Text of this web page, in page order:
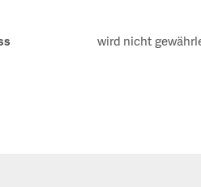
wird nicht